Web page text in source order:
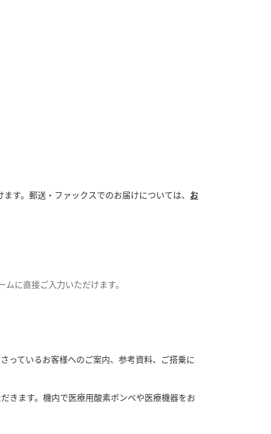
す。郵送・ファックスでのお届けについては、 お
に直接ご入力いただけます。
っているお客様へのご案内、参考資料、ご搭乗に
きます。機内で医療用酸素ボンベや医療機器をお